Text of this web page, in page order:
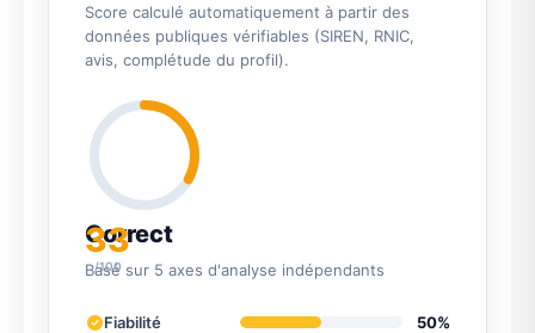
Score calculé automatiquement à partir des
données publiques vérifiables (SIREN, RNIC,
avis, complétude du profil).
33
/100
Correct
Basé sur 5 axes d'analyse indépendants
Fiabilité
50%